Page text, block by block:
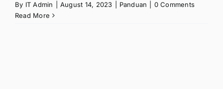
By IT Admin August 14, 2023 Panduan
0 Comments
Read More